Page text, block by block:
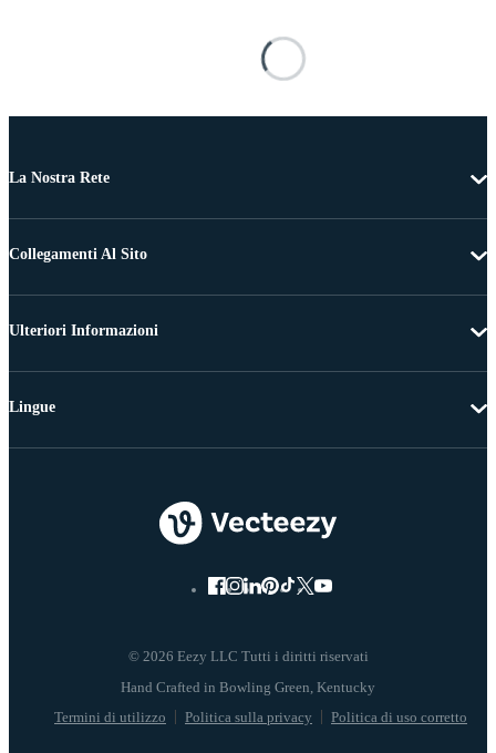
La Nostra Rete
Collegamenti Al Sito
Ulteriori Informazioni
© 2026 Eezy LLC Tutti i diritti riservati
Termini di utilizzo Politica sulla privacy Politica di uso corretto
Lingue